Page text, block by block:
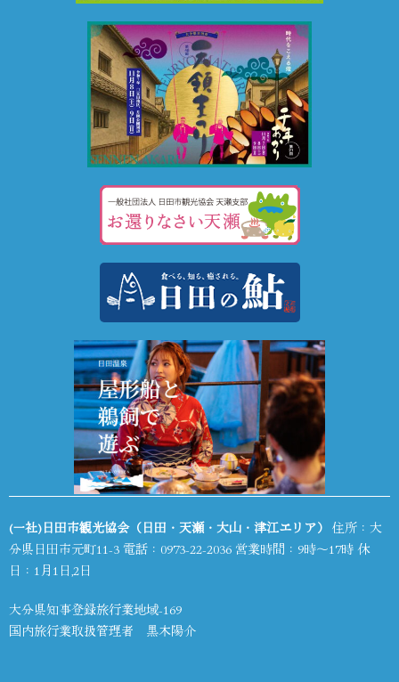
(一社)日田市観光協会（日田・天瀬・大山・津江エリア） 住所：大
分県日田市元町11-3 電話： 0973-22-2036 営業時間：9時～17時 休
日：1月1日,2日
大分県知事登録旅行業地域-169
国内旅行業取扱管理者 黒木陽介